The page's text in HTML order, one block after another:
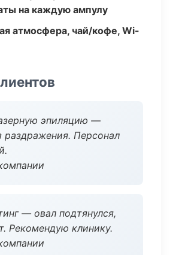
на каждую ампулу
атмосфера, чай/кофе, Wi-
эпиляцию —
раздражения. Персонал
— овал подтянулся,
Рекомендую клинику.